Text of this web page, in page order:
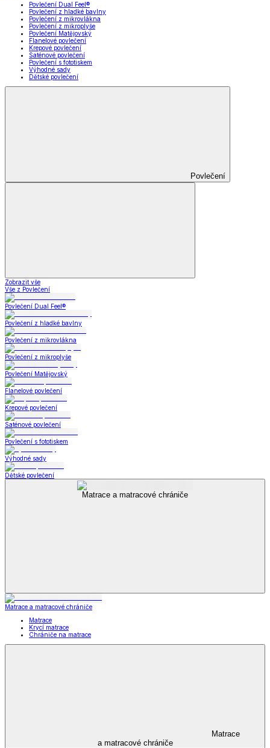
Povlečení Dual Feel®
Povlečení z hladké bavlny
Povlečení z mikrovlákna
Povlečení z mikroplyše
Povlečení Matějovský
Flanelové povlečení
Krepové povlečení
Saténové povlečení
Povlečení s fototiskem
Výhodné sady
Dětské povlečení
Povlečení
Zobrazit vše
Vše z Povlečení
Povlečení Dual Feel®
Povlečení z hladké bavlny
Povlečení z mikrovlákna
Povlečení z mikroplyše
Povlečení Matějovský
Flanelové povlečení
Krepové povlečení
Saténové povlečení
Povlečení s fototiskem
Výhodné sady
Dětské povlečení
Matrace a matracové chrániče
Matrace a matracové chrániče
Matrace
Krycí matrace
Chrániče na matrace
Matrace
a matracové chrániče